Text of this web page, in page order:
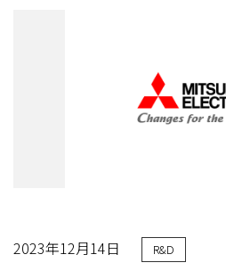
2023年12月14日 R&D